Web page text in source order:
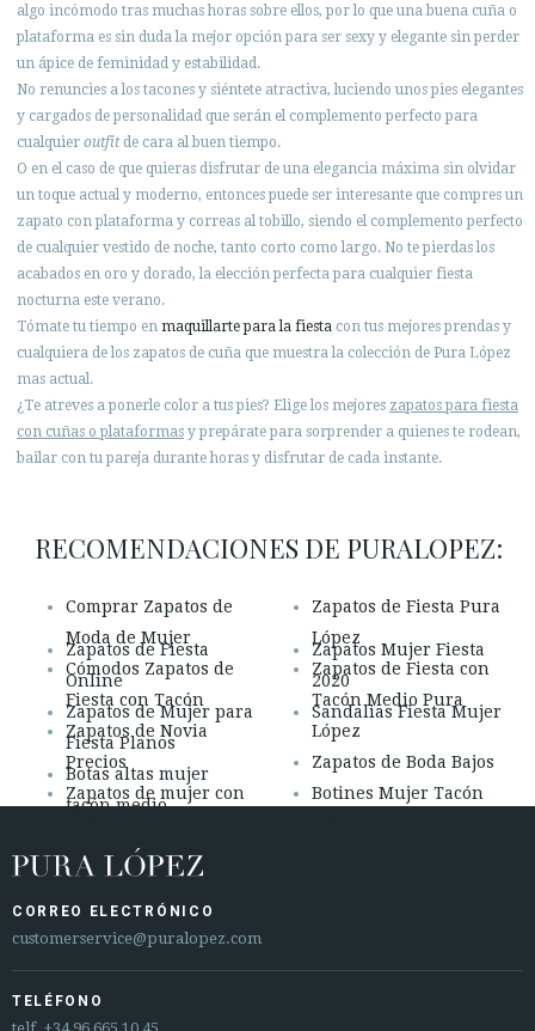
algo incómodo tras muchas horas sobre ellos, por lo que una buena cuña o
plataforma es sin duda la mejor opción para ser sexy y elegante sin perder
un ápice de feminidad y estabilidad.
No renuncies a los tacones y siéntete atractiva, luciendo unos pies elegantes
y cargados de personalidad que serán el complemento perfecto para
cualquier outfitde cara al buen tiempo.
O en el caso de que quieras disfrutar de una elegancia máxima sin olvidar
un toque actual y moderno, entonces puede ser interesante que compres un
zapato con plataforma y correas al tobillo, siendo el complemento perfecto
de cualquier vestido de noche, tanto corto como largo. No te pierdas los
acabados en oro y dorado, la elección perfecta para cualquier fiesta
nocturna este verano.
Tómate tu tiempo en maquillarte para la fiesta con tus mejores prendas y
cualquiera de los zapatos de cuña que muestra la colección de Pura López
mas actual.
¿Te atreves a ponerle color a tus pies? Elige los mejores zapatos para fiesta
con cuñas o plataformas y prepárate para sorprender a quienes te rodean,
bailar con tu pareja durante horas y disfrutar de cada instante.
RECOMENDACIONES DE PURALOPEZ:
Comprar Zapatos de
Moda de Mujer
Cómodos Zapatos de
Fiesta con Tacón
Zapatos de Novia
Precios
Zapatos de mujer con
Zapatos de Fiesta Pura
López
Zapatos de Fiesta con
Tacón Medio Pura
López
Zapatos de Boda Bajos
Botines Mujer Tacón
Zapatos de Fiesta
Online
Zapatos de Mujer para
Fiesta Planos
Botas altas mujer
tacón medio
Zapatos Mujer Fiesta
2020
Sandalias Fiesta Mujer
CORREO ELECTRÓNICO
customerservice@puralopez.com
TELÉFONO